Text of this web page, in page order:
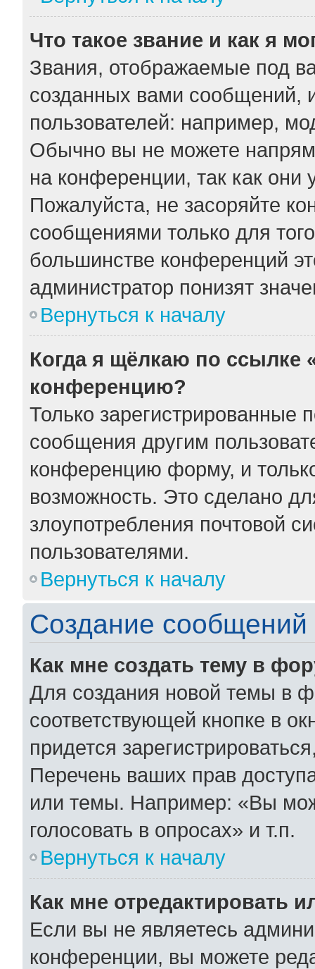
Что такое звание и как я
Звания, отображаемые под
созданных вами сообщений,
пользователей: например,
Обычно вы не можете
на конференции, так как
Пожалуйста, не засоряйте
сообщениями только для
большинстве конференций
администратор понизят
Вернуться к началу
Когда я щёлкаю по ссылке
конференцию?
Только зарегистрированные
сообщения другим
конференцию форму, и
возможность. Это сделано
злоупотребления почтовой
пользователями.
Вернуться к началу
Создание сообщений
Как мне создать тему в
Для создания новой темы в
соответствующей кнопке в
придется
Перечень ваших прав
или темы. Например: «Вы
голосовать в опросах» и т.п.
Вернуться к началу
Как мне отредактировать
Если вы не являетесь
конференции, вы можете